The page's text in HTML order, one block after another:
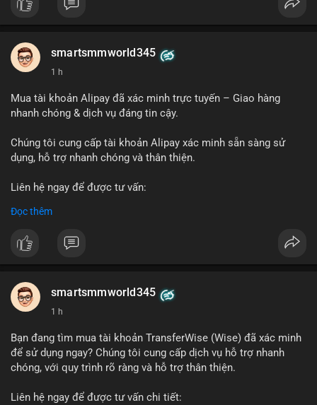
#buywalmartselleraccounts
#ecommercesolutions
smartsmmworld345
1 h
Mua tài khoản Alipay đã xác minh trực tuyến – Giao hàng
nhanh chóng & dịch vụ đáng tin cậy.
Chúng tôi cung cấp tài khoản Alipay xác minh sẵn sàng sử
dụng, hỗ trợ nhanh chóng và thân thiện.
Liên hệ ngay để được tư vấn:
WhatsApp: +1 (605) 963-3652
#buyverifiedalipayaccounts
Đọc thêm
smartsmmworld345
1 h
Bạn đang tìm mua tài khoản TransferWise (Wise) đã xác minh
để sử dụng ngay? Chúng tôi cung cấp dịch vụ hỗ trợ nhanh
chóng, với quy trình rõ ràng và hỗ trợ thân thiện.
Liên hệ ngay để được tư vấn chi tiết: